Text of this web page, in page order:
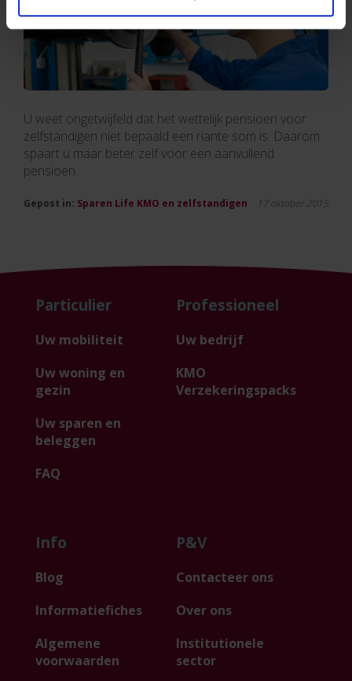
U weet ongetwijfeld dat het wettelijk pensioen voor
zelfstandigen niet bepaald een riante som is. Daarom
spaart u maar beter zelf voor een aanvullend
pensioen.
Gepost in: Sparen Life KMO en zelfstandigen 17 oktober 2015
Particulier
Uw mobiliteit
Uw woning en
gezin
Uw sparen en
beleggen
FAQ
Professioneel
Uw bedrijf
KMO
Verzekeringspacks
Info
Blog
Informatiefiches
Algemene
voorwaarden
P&V
Contacteer ons
Over ons
Institutionele
sector